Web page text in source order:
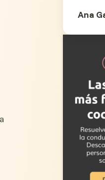
Ana